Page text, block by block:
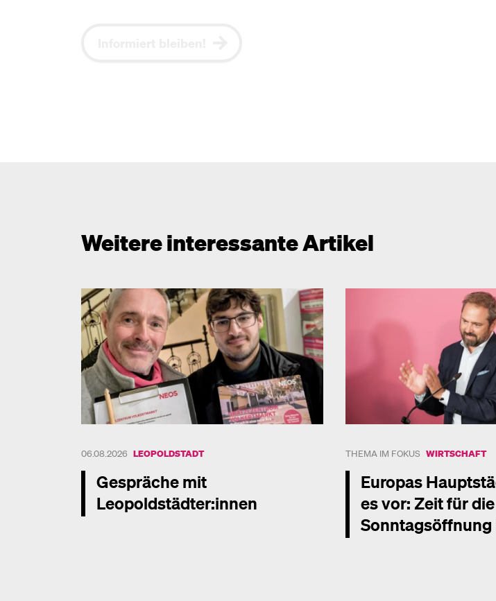
Weitere interessante Artikel
06.08.2026 LEOPOLDSTADT
Gespräche mit
Leopoldstädter:innen
THEMA IM FOKUS WIRTSCHAFT
Europas
es vor: Zeit für die
Sonntagsöffnung